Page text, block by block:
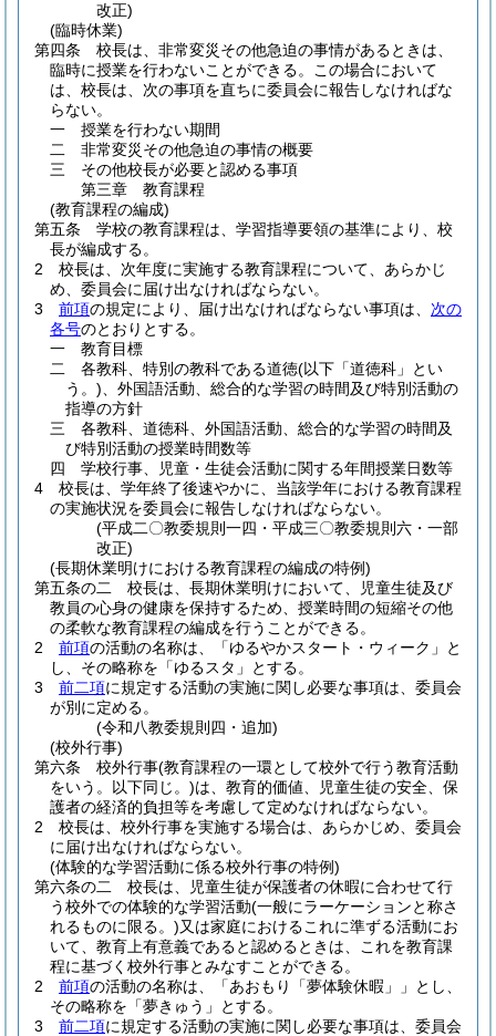
改正)
(臨時休業)
第四条
校長は、非常変災その他急迫の事情があるときは、
臨時に授業を行わないことができる。
この場合において
は、校長は、次の事項を直ちに委員会に報告しなければな
らない。
一
授業を行わない期間
二
非常変災その他急迫の事情の概要
三
その他校長が必要と認める事項
第三章
教育課程
(教育課程の編成)
第五条
学校の教育課程は、学習指導要領の基準により、校
長が編成する。
2
校長は、次年度に実施する教育課程について、あらかじ
め、委員会に届け出なければならない。
3
前項の規定により、届け出なければならない事項は、 次の
各号のとおりとする。
一
教育目標
二
各教科、特別の教科である道徳(以下「道徳科」とい
う。) 、外国語活動、総合的な学習の時間及び特別活動の
指導の方針
三
各教科、道徳科、外国語活動、総合的な学習の時間及
び特別活動の授業時間数等
四
学校行事、児童・生徒会活動に関する年間授業日数等
4
校長は、学年終了後速やかに、当該学年における教育課程
の実施状況を委員会に報告しなければならない。
(平成二〇教委規則一四・平成三〇教委規則六・一部
改正)
(長期休業明けにおける教育課程の編成の特例)
第五条の二
校長は、長期休業明けにおいて、児童生徒及び
教員の心身の健康を保持するため、授業時間の短縮その他
の柔軟な教育課程の編成を行うことができる。
2
前項の活動の名称は、「ゆるやかスタート・ウィーク」と
し、その略称を「ゆるスタ」とする。
3
前二項に規定する活動の実施に関し必要な事項は、委員会
が別に定める。
(令和八教委規則四・追加)
(校外行事)
第六条
校外行事(教育課程の一環として校外で行う教育活動
をいう。以下同じ。)は、教育的価値、児童生徒の安全、保
護者の経済的負担等を考慮して定めなければならない。
2
校長は、校外行事を実施する場合は、あらかじめ、委員会
に届け出なければならない。
(体験的な学習活動に係る校外行事の特例)
第六条の二
校長は、児童生徒が保護者の休暇に合わせて行
う校外での体験的な学習活動(一般にラーケーションと称さ
れるものに限る。)又は家庭におけるこれに準ずる活動にお
いて、教育上有意義であると認めるときは、これを教育課
程に基づく校外行事とみなすことができる。
2
前項の活動の名称は、「あおもり「夢体験休暇」」とし、
その略称を「夢きゅう」とする。
3
前二項に規定する活動の実施に関し必要な事項は、委員会